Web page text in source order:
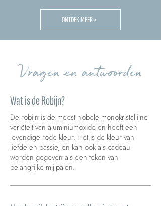
ONTDEK MEER >
Vragen en antwoorden
Wat is de Robijn?
De robijn is de meest nobele monokristallijne
variëteit van aluminiumoxide en heeft een
levendige rode kleur. Het is de kleur van
liefde en passie, en kan ook als cadeau
worden gegeven als een teken van
belangrijke mijlpalen.